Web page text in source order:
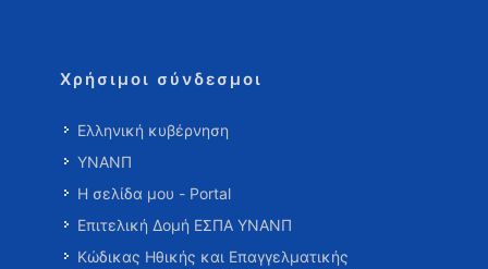
Χρήσιμοι σύνδεσμοι
Ελληνική κυβέρνηση
ΥΝΑΝΠ
Η σελίδα μου - Portal
Επιτελική Δομή ΕΣΠΑ ΥΝΑΝΠ
Κώδικας Ηθικής και Επαγγελματικής